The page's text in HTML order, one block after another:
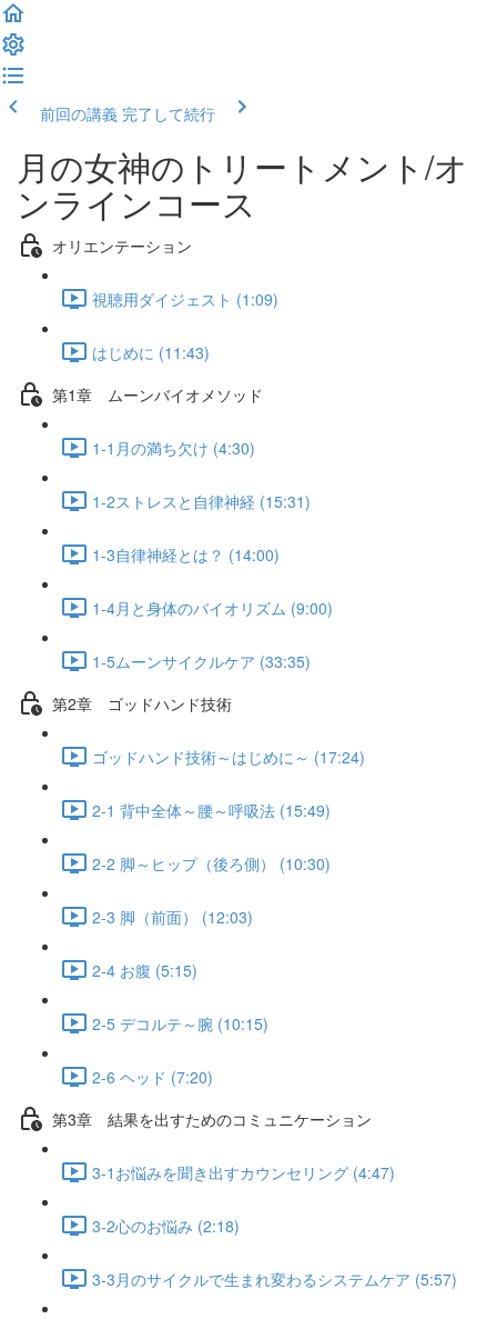
前回の講義 完了して続行
月の女神のトリートメント/オ
ンラインコース
オリエンテーション
視聴用ダイジェスト (1:09)
はじめに (11:43)
第1章 ムーンバイオメソッド
1-1月の満ち欠け (4:30)
1-2ストレスと自律神経 (15:31)
1-3自律神経とは？ (14:00)
1-4月と身体のバイオリズム (9:00)
1-5ムーンサイクルケア (33:35)
第2章 ゴッドハンド技術
ゴッドハンド技術～はじめに～ (17:24)
2-1 背中全体～腰～呼吸法 (15:49)
2-2 脚～ヒップ（後ろ側） (10:30)
2-3 脚（前面） (12:03)
2-4 お腹 (5:15)
2-5 デコルテ～腕 (10:15)
2-6 ヘッド (7:20)
第3章 結果を出すためのコミュニケーション
3-1お悩みを聞き出すカウンセリング (4:47)
3-2心のお悩み (2:18)
3-3月のサイクルで生まれ変わるシステムケア (5:57)